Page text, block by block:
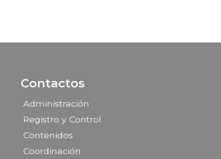
Contactos
Administración
Registro y Control
Contenidos
Coordinación